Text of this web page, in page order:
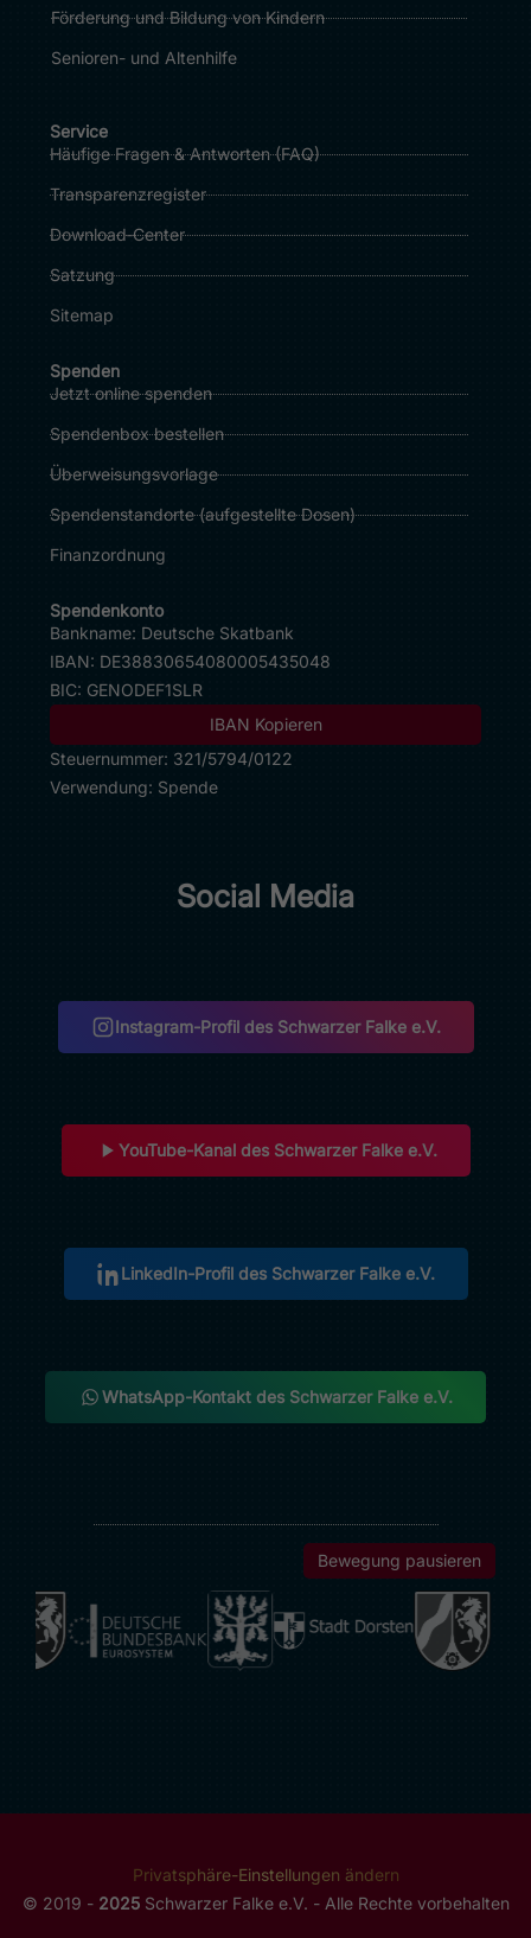
Förderung und Bildung von Kindern
Senioren- und Altenhilfe
Service
Häufige Fragen & Antworten (FAQ)
Transparenzregister
Download‑Center
Satzung
Sitemap
Spenden
Jetzt online spenden
Spendenbox bestellen
Überweisungsvorlage
Spendenstandorte (aufgestellte Dosen)
Finanzordnung
Spendenkonto
Bankname: Deutsche Skatbank
IBAN: DE38830654080005435048
BIC: GENODEF1SLR
IBAN Kopieren
Steuernummer: 321/5794/0122
Verwendung: Spende
Social Media
Instagram-Profil des Schwarzer Falke e.V.
(öffnet in neuem Tab)
YouTube-Kanal des Schwarzer Falke e.V.
(öffnet in neuem Tab)
LinkedIn-Profil des Schwarzer Falke e.V.
(öffnet in neuem Tab)
WhatsApp-Kontakt des Schwarzer Falke e.V.
(öffnet in neuem Tab)
Partner- und Unterstützer-Logos
Bewegung pausieren
Privatsphäre-Einstellungen ändern
© 2019 - 2025Schwarzer Falke e.V. - Alle Rechte vorbehalten